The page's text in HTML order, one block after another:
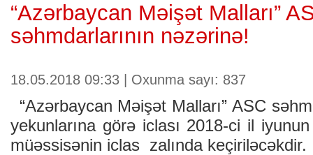
“Azərbaycan Məişət Malları”
səhmdarlarının nəzərinə!
18.05.2018 09:33 | Oxunma sayı: 837
“Azərbaycan Məişət Malları” ASC
yekunlarına görə iclası 2018-ci il
müəssisənin iclas zalında keçiriləcəkdir.